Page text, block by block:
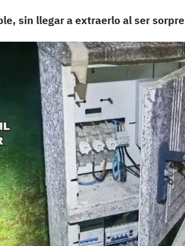
sin llegar a extraerlo al ser